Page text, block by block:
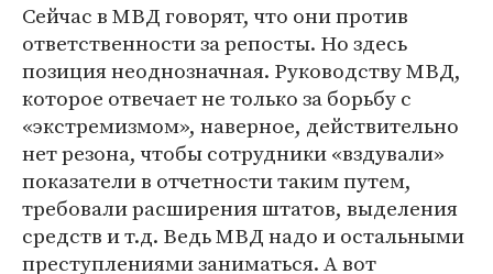
Сейчас в МВД говорят, что они против
ответственности за репосты. Но здесь
позиция неоднозначная. Руководству МВД,
которое отвечает не только за борьбу с
«экстремизмом», наверное, действительно
нет резона, чтобы сотрудники «вздували»
показатели в отчетности таким путем,
требовали расширения штатов, выделения
средств и т.д. Ведь МВД надо и остальными
преступлениями заниматься. А вот